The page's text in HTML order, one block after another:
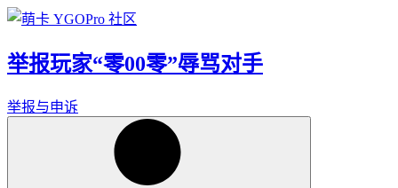
举报玩家“零00零”辱骂对手
举报与申诉